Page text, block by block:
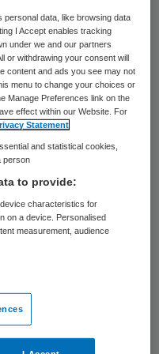
zorgketen.
doorverwezen,
en de nazorg is
knelpunten
beeld schetst
de inzet van
oktober 2017
ondersteunen.
en het
gemaakt om
te dringen.
vorming van
relevante
data, like browsing data
I Accept enables tracking
under we and our partners
or withdrawing your consent will
content and ads you see may not
menu to change your choices or
Manage Preferences link on the
effect within our Website. For
Statement
and statistical cookies,
person
to provide:
characteristics for
on a device. Personalised
measurement, audience